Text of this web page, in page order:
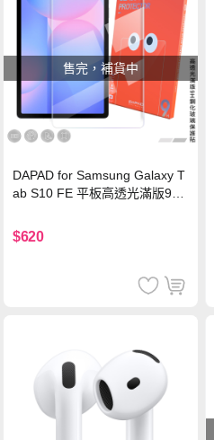
售完，補貨中
DAPAD for Samsung Galaxy T
ab S10 FE 平板高透光滿版9H
$620